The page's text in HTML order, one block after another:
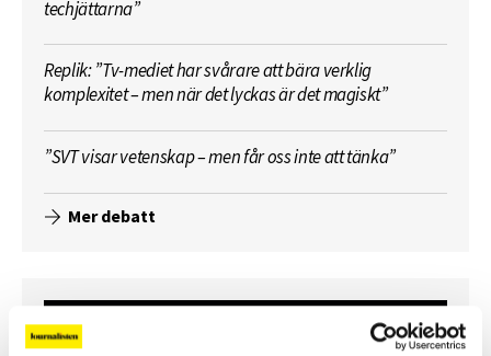
techjättarna”
Replik: ”Tv-mediet har svårare att bära verklig
komplexitet – men när det lyckas är det magiskt”
”SVT visar vetenskap – men får oss inte att tänka”
Mer debatt